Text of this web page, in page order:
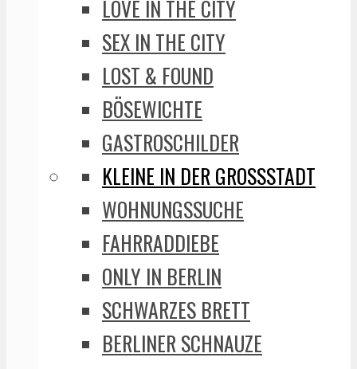
LOVE IN THE CITY
SEX IN THE CITY
LOST & FOUND
BÖSEWICHTE
GASTROSCHILDER
KLEINE IN DER GROSSSTADT
WOHNUNGSSUCHE
FAHRRADDIEBE
ONLY IN BERLIN
SCHWARZES BRETT
BERLINER SCHNAUZE